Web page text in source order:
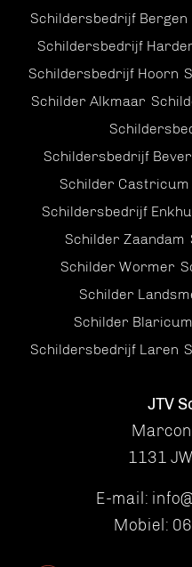
Schildersbedrijf Bergen
Schildersbedrijf
Schildersbedrijf Hoorn
Schilder Alkmaar
Schildersbedrijf
Schilder Castricum
Schildersbedrijf
Schilder Zaandam
Schilder Wormer
Schilder
Schilder Blaricum
Schildersbedrijf Laren
JTV
1131
E-mail:
Mobiel: